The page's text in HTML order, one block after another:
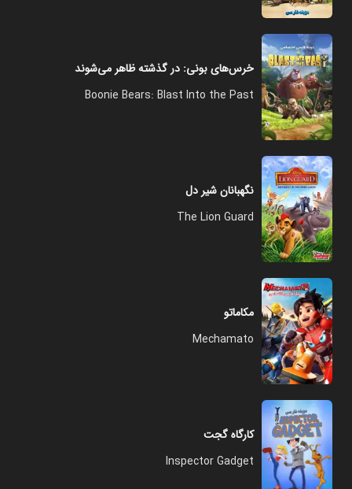
خرس‌های بونی: در گذشته ظاهر می‌شوند
Boonie Bears: Blast Into the Past
نگهبانان شیر دل
The Lion Guard
مکاماتو
Mechamato
کارگاه گجت
Inspector Gadget